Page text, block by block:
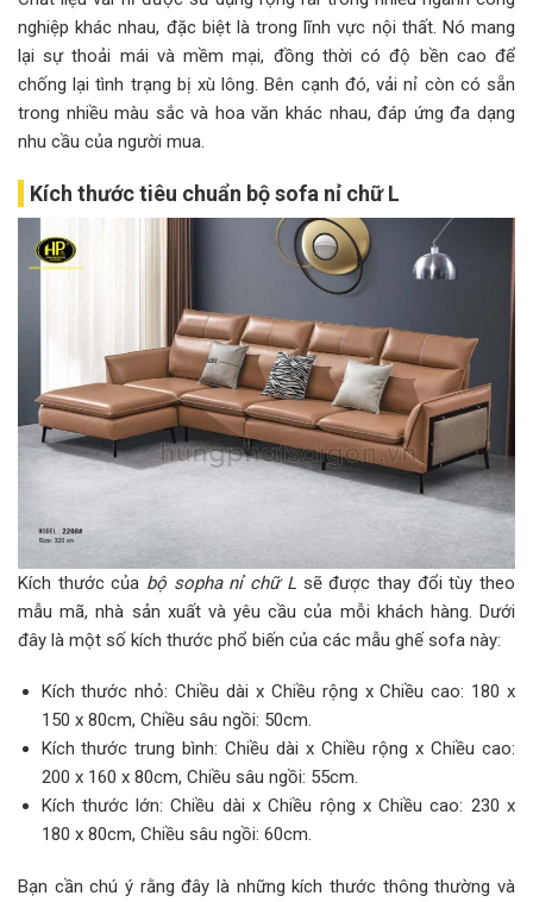
nghiệp khác nhau, đặc biệt là trong lĩnh vực nội thất. Nó mang
lại sự thoải mái và mềm mại, đồng thời có độ bền cao để
chống lại tình trạng bị xù lông. Bên cạnh đó, vải nỉ còn có sẵn
trong nhiều màu sắc và hoa văn khác nhau, đáp ứng đa dạng
nhu cầu của người mua.
Kích thước tiêu chuẩn bộ sofa nỉ chữ L
Kích thước của bộ sopha nỉ chữ Lsẽ được thay đổi tùy theo
mẫu mã, nhà sản xuất và yêu cầu của mỗi khách hàng. Dưới
đây là một số kích thước phổ biến của các mẫu ghế sofa này:
Kích thước nhỏ: Chiều dài x Chiều rộng x Chiều cao: 180 x
150 x 80cm, Chiều sâu ngồi: 50cm.
Kích thước trung bình: Chiều dài x Chiều rộng x Chiều cao:
200 x 160 x 80cm, Chiều sâu ngồi: 55cm.
Kích thước lớn: Chiều dài x Chiều rộng x Chiều cao: 230 x
180 x 80cm, Chiều sâu ngồi: 60cm.
Bạn cần chú ý rằng đây là những kích thước thông thường và